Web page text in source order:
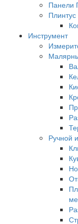
Панели
Плинтус
Инструмент
Ручной